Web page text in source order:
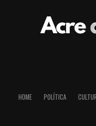
HOME POLÍTICA